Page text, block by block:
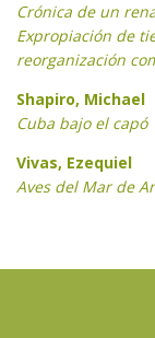
Crónica de un
Expropiación de
reorganización
Shapiro, Michael
Cuba bajo el capó
Vivas, Ezequiel
Aves del Mar de